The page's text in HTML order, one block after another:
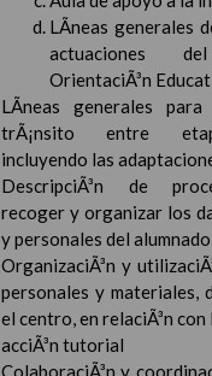
LÃ­neas generales
actuaciones
OrientaciÃ³n
LÃ­neas generales
trÃ¡nsito entre
incluyendo las
DescripciÃ³n de
recoger y organizar los
y personales del alumnado
OrganizaciÃ³n y
personales y materiales,
el centro, en relaciÃ³n
acciÃ³n tutorial
ColaboraciÃ³n y